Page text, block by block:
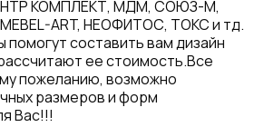
КОМПЛЕКТ, МДМ, СОЮЗ-М,
MEBEL-ART, НЕОФИТОС, ТОКС и тд.
помогут составить вам дизайн
ее стоимость.Все
пожеланию, возможно
размеров и форм
Вас!!!